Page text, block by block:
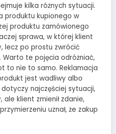
kilka różnych sytuacji.
produktu kupionego w
produktu zamówionego
sprawa, w której klient
lecz po prostu zwrócić
Warto te pojęcia odróżniać,
to nie to samo. Reklamacja
jest wadliwy albo
najczęściej sytuacji,
klient zmienił zdanie,
uznał, że zakup